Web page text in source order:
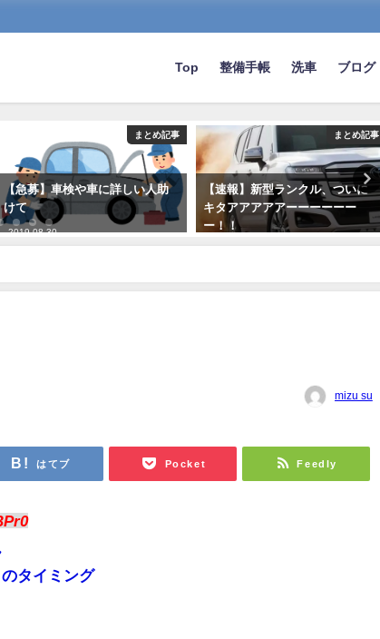
Top 整備手帳 洗車 ブログ
まとめ記事
【急募】車検や車に詳しい人助
けて
2019-08-30
まとめ記事
【速報】新型ランクル、ついに
キタアアアアアーーーーーー
ー！！
mizu su
はてブ Pocket Feedly
タイミング